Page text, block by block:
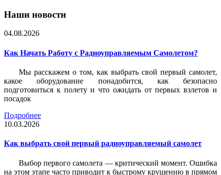
Наши новости
04.08.2026
Как Начать Работу с Радиоуправляемым Самолетом?
Мы расскажем о том, как выбрать свой первый самолет,
какое оборудование понадобится, как безопасно
подготовиться к полету и что ожидать от первых взлетов и
посадок
Подробнее
10.03.2026
Как выбрать свой первый радиоуправляемый самолет
Выбор первого самолета — критический момент. Ошибка
на этом этапе часто приводит к быстрому крушению в прямом